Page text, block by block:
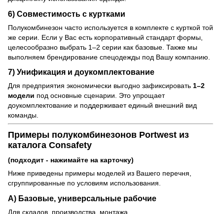
6) Совместимость с куртками
Полукомбинезон часто используется в комплекте с курткой той
же серии. Если у Вас есть корпоративный стандарт формы,
целесообразно выбрать 1–2 серии как базовые. Также мы
выполняем брендирование спецодежды под Вашу компанию.
7) Унификация и доукомплектование
Для предприятия экономически выгодно зафиксировать 1–2
модели под основные сценарии. Это упрощает
доукомплектование и поддерживает единый внешний вид
команды.
Примеры полукомбинезонов Portwest из
каталога Consafety
(подходит - нажимайте на карточку)
Ниже приведены примеры моделей из Вашего перечня,
сгруппированные по условиям использования.
A) Базовые, универсальные рабочие
Для складов, производства, монтажа.